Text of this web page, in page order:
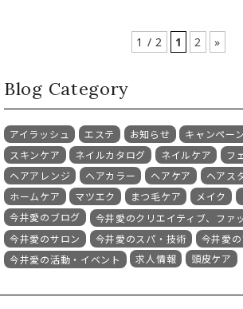
1 / 2 1 2 »
Blog Category
アイラッシュ エステ お知らせ キャンペーン
スキンケア
ネイルカタログ ネイルケア フ
ヘアアレンジ
ヘアカラー ヘアケア ヘアス
ホームケア
マツエク まつ毛ケア メイク
今井愛のブログ
今井愛のクリエイティブ、ファ
今井愛のサロン
今井愛のスパ・技術
今井愛
今井愛の活動・イベント
求人情報 頭皮ケア